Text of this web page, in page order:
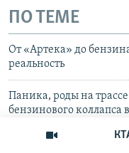
ПО ТЕМЕ
От «Артека» до
реальность
Паника, роды на
бензинового коллапса
«Убытки и массовые